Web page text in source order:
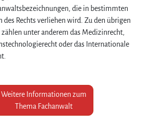
die in bestimmten
des Rechts verliehen wird. Zu den übrigen
zählen unter anderem das Medizinrecht,
oder das Internationale
Weitere Informationen zum
Thema Fachanwalt